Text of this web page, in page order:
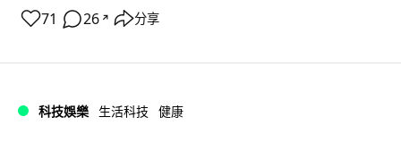
71 26 ↗ 分享
科技娛樂 生活科技 健康